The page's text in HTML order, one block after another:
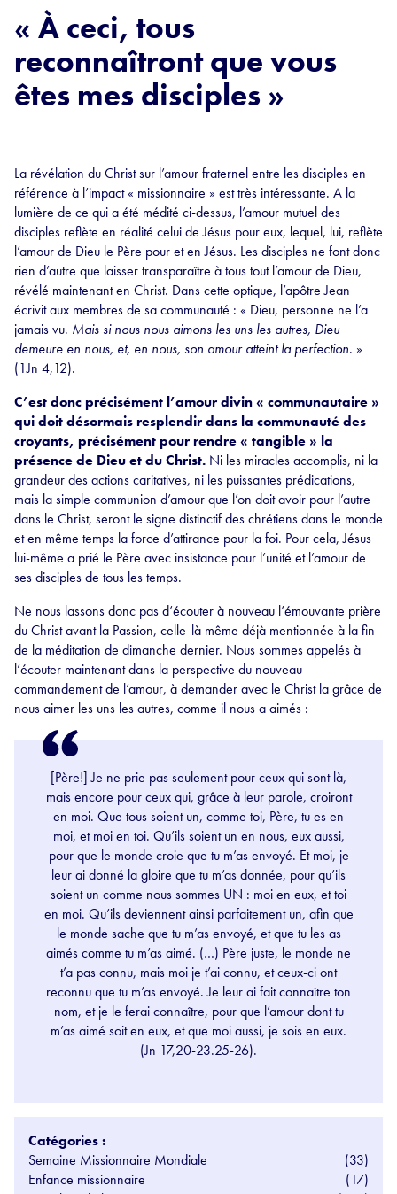
« À ceci, tous
reconnaîtront que vous
êtes mes disciples »
La révélation du Christ sur l’amour fraternel entre les disciples en
référence à l’impact « missionnaire » est très intéressante. A la
lumière de ce qui a été médité ci-dessus, l’amour mutuel des
disciples reflète en réalité celui de Jésus pour eux, lequel, lui, reflète
l’amour de Dieu le Père pour et en Jésus. Les disciples ne font donc
rien d’autre que laisser transparaître à tous tout l’amour de Dieu,
révélé maintenant en Christ. Dans cette optique, l’apôtre Jean
écrivit aux membres de sa communauté : « Dieu, personne ne l’a
jamais vu. Mais si nous nous aimons les uns les autres, Dieu
demeure en nous, et, en nous, son amour atteint la perfection. »
(1Jn 4,12).
C’est donc précisément l’amour divin « communautaire »
qui doit désormais resplendir dans la communauté des
croyants, précisément pour rendre « tangible » la
présence de Dieu et du Christ. Ni les miracles accomplis, ni la
grandeur des actions caritatives, ni les puissantes prédications,
mais la simple communion d’amour que l’on doit avoir pour l’autre
dans le Christ, seront le signe distinctif des chrétiens dans le monde
et en même temps la force d’attirance pour la foi. Pour cela, Jésus
lui-même a prié le Père avec insistance pour l’unité et l’amour de
ses disciples de tous les temps.
Ne nous lassons donc pas d’écouter à nouveau l’émouvante prière
du Christ avant la Passion, celle-là même déjà mentionnée à la fin
de la méditation de dimanche dernier. Nous sommes appelés à
l’écouter maintenant dans la perspective du nouveau
commandement de l’amour, à demander avec le Christ la grâce de
nous aimer les uns les autres, comme il nous a aimés :
[Père!] Je ne prie pas seulement pour ceux qui sont là,
mais encore pour ceux qui, grâce à leur parole, croiront
en moi. Que tous soient un, comme toi, Père, tu es en
moi, et moi en toi. Qu’ils soient un en nous, eux aussi,
pour que le monde croie que tu m’as envoyé. Et moi, je
leur ai donné la gloire que tu m’as donnée, pour qu’ils
soient un comme nous sommes UN : moi en eux, et toi
en moi. Qu’ils deviennent ainsi parfaitement un, afin que
le monde sache que tu m’as envoyé, et que tu les as
aimés comme tu m’as aimé. (…) Père juste, le monde ne
t’a pas connu, mais moi je t’ai connu, et ceux-ci ont
reconnu que tu m’as envoyé. Je leur ai fait connaître ton
nom, et je le ferai connaître, pour que l’amour dont tu
m’as aimé soit en eux, et que moi aussi, je sois en eux.
(Jn 17,20-23.25-26).
Catégories :
Semaine Missionnaire Mondiale
(33)
Enfance missionnaire
(17)